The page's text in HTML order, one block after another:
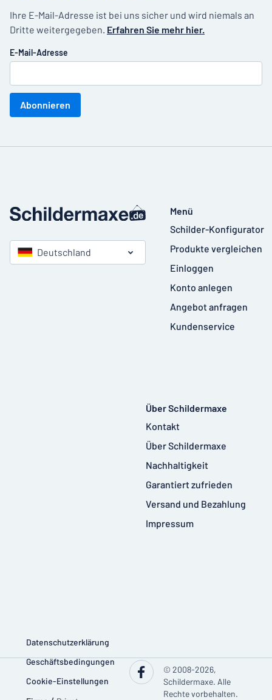
Ihre E-Mail-Adresse ist bei uns sicher und wird niemals an
Dritte weitergegeben. Erfahren Sie mehr hier.
E-Mail-Adresse
Abonnieren
Deutschland
Menü
Schilder-Konfigurator
Produkte vergleichen
Einloggen
Konto anlegen
Angebot anfragen
Kundenservice
Über Schildermaxe
Kontakt
Über Schildermaxe
Nachhaltigkeit
Garantiert zufrieden
Versand und Bezahlung
Impressum
Datenschutzerklärung
Geschäftsbedingungen
Cookie-Einstellungen
© 2008-2026,
Schildermaxe. Alle
Rechte vorbehalten.